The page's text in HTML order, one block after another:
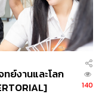
ยงผู้ประกอบการค้า
มท่องเที่ยวของไทย
นแหล่งช้อปปิ้งยอด
มอลล์ กรุ๊ป มี
นภาคส่วนต่างๆ เข้า
แข็งแกร่ง
ทย์งานและโลก
140